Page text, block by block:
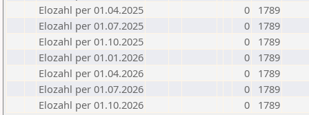
Elozahl per 01.04.2025
0
1789
Elozahl per 01.07.2025
0
1789
Elozahl per 01.10.2025
0
1789
Elozahl per 01.01.2026
0
1789
Elozahl per 01.04.2026
0
1789
Elozahl per 01.07.2026
0
1789
Elozahl per 01.10.2026
0 1789